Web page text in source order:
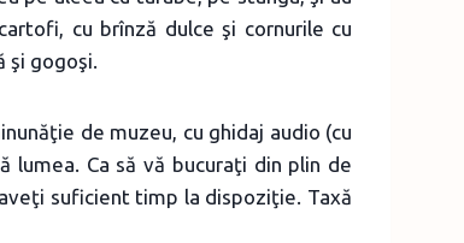
cu brînză dulce şi cornurile cu
şi gogoşi.
de muzeu, cu ghidaj audio (cu
Ca să vă bucuraţi din plin de
suficient timp la dispoziţie. Taxă